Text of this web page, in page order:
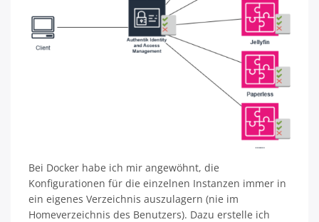
Bei Docker habe ich mir angewöhnt, die
Konfigurationen für die einzelnen Instanzen immer in
ein eigenes Verzeichnis auszulagern (nie im
Homeverzeichnis des Benutzers). Dazu erstelle ich